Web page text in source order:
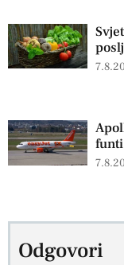
funti
Odgovori